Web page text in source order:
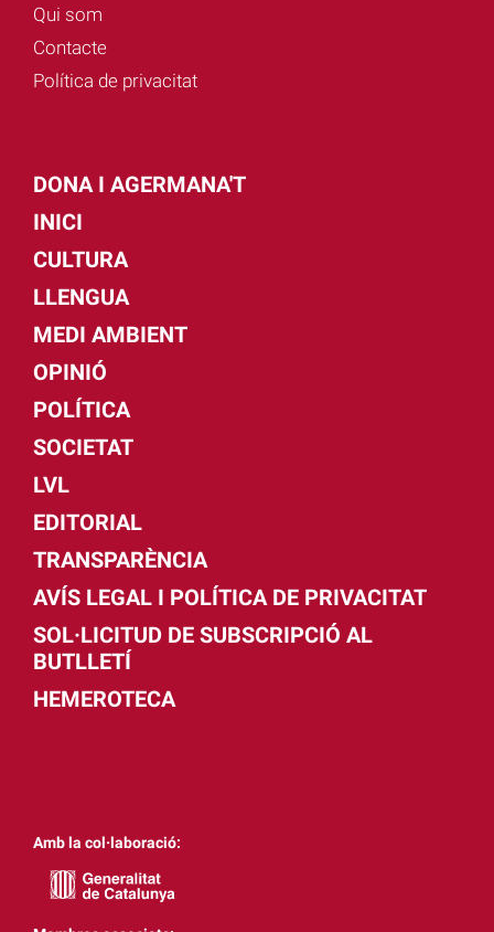
Qui som
Contacte
Política de privacitat
DONA I AGERMANA'T
INICI
CULTURA
LLENGUA
MEDI AMBIENT
OPINIÓ
POLÍTICA
SOCIETAT
LVL
EDITORIAL
TRANSPARÈNCIA
AVÍS LEGAL I POLÍTICA DE PRIVACITAT
SOL·LICITUD DE SUBSCRIPCIÓ AL
BUTLLETÍ
HEMEROTECA
Amb la col·laboració: